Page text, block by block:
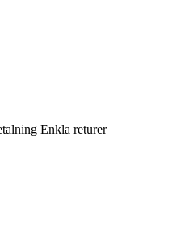
Enkla returer